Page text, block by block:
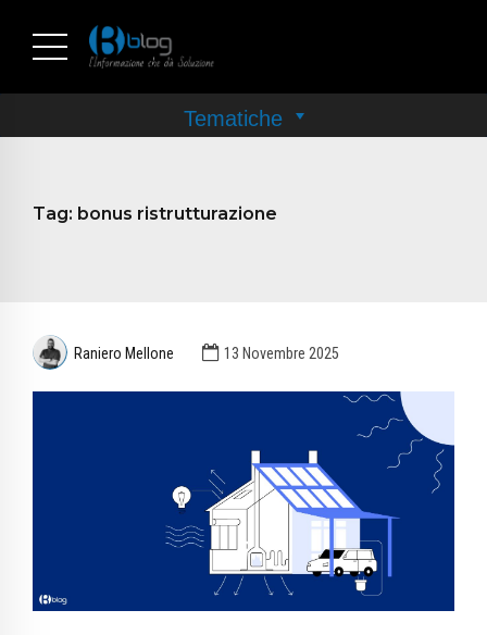
Tag: bonus ristrutturazione
Raniero Mellone 13 Novembre 2025